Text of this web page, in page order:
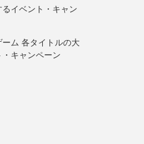
イベント・キャン
ーム 各タイトルの大
キャンペーン